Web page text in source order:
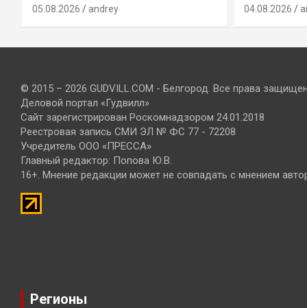
05.08.2026 andrey 04.08.2026
© 2015 – 2026 GUDVILL.COM - Белгород. Все права
Деловой портал «Гудвилл»
Сайт зарегистрирован Роскомнадзором 24.01.2018
Реестровая запись СМИ ЭЛ № ФС 77 - 72208
Учредитель ООО «ПРЕССА»
Главный редактор: Попова Ю.В.
16+. Мнение редакции может не совпадать с мнением
Регионы